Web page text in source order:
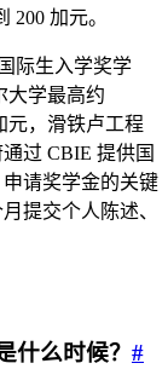
200 加元。
际生入学奖学
大学最高约
元，滑铁卢工程
过 CBIE 提供国
请奖学金的关键
提交个人陈述、
什么时候？ #